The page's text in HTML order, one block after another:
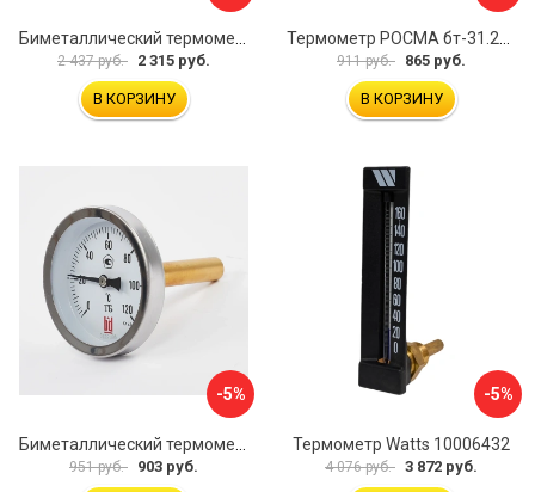
2 437 руб. 2 315 руб.
В КОРЗИНУ
911 руб. 865 руб.
В КОРЗИНУ
-5%
Биметаллический термометр BD ТБ 63Т/46 1161001031
951 руб. 903 руб.
-5%
Термометр Watts 10006432
4 076 руб. 3 872 руб.